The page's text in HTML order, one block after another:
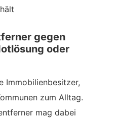
gegen
oder
Immobilienbesitzer,
zum Alltag.
mag dabei